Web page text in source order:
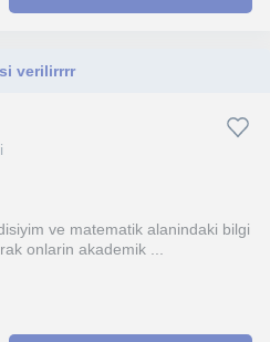
verilirrrr
ve matematik alanindaki bilgi
onlarin akademik ...